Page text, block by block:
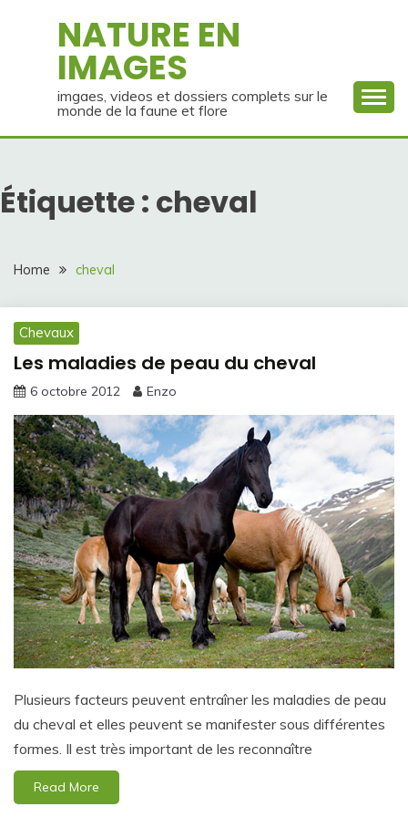
NATURE EN
IMAGES
imgaes, videos et dossiers complets sur le
monde de la faune et flore
Étiquette : cheval
Home cheval
Chevaux
Les maladies de peau du cheval
6 octobre 2012 Enzo
Plusieurs facteurs peuvent entraîner les maladies de peau
du cheval et elles peuvent se manifester sous différentes
formes. Il est très important de les reconnaître
Read More